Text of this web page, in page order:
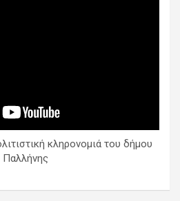
κληρονομιά του δήμου
Παλλήνης